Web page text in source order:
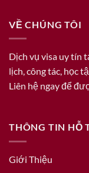
VỀ CHÚNG TÔI
Dịch vụ visa uy tín
lịch, công tác, học
Liên hệ ngay để
THÔNG TIN HỖ
Giới Thiệu